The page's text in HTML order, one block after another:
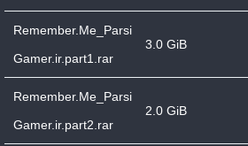
Remember.Me_Parsi
Gamer.ir.part1.rar
3.0 GiB
Remember.Me_Parsi
Gamer.ir.part2.rar
2.0 GiB